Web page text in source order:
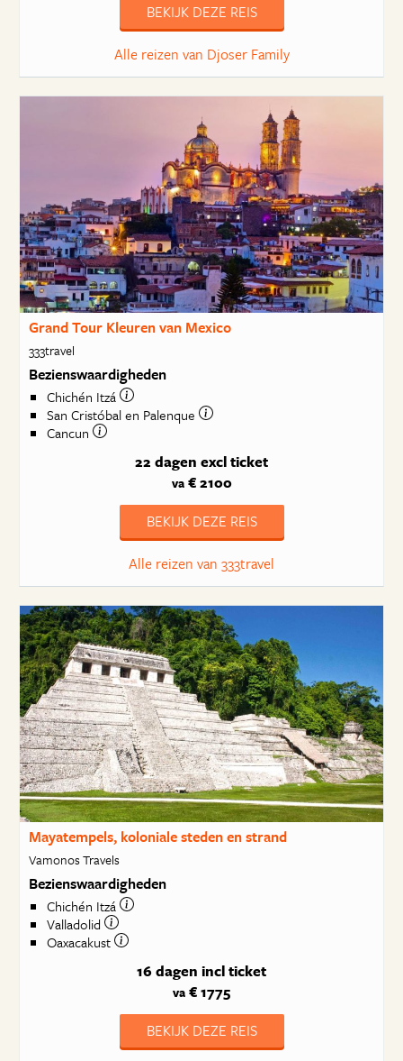
BEKIJK DEZE REIS
Alle reizen van Djoser Family
Grand Tour Kleuren van Mexico
333travel
Bezienswaardigheden
Chichén Itzá
San Cristóbal en Palenque
Cancun
22 dagen excl ticket
va€ 2100
BEKIJK DEZE REIS
Alle reizen van 333travel
Mayatempels, koloniale steden en strand
Vamonos Travels
Bezienswaardigheden
Chichén Itzá
Valladolid
Oaxacakust
16 dagen incl ticket
va € 1775
BEKIJK DEZE REIS